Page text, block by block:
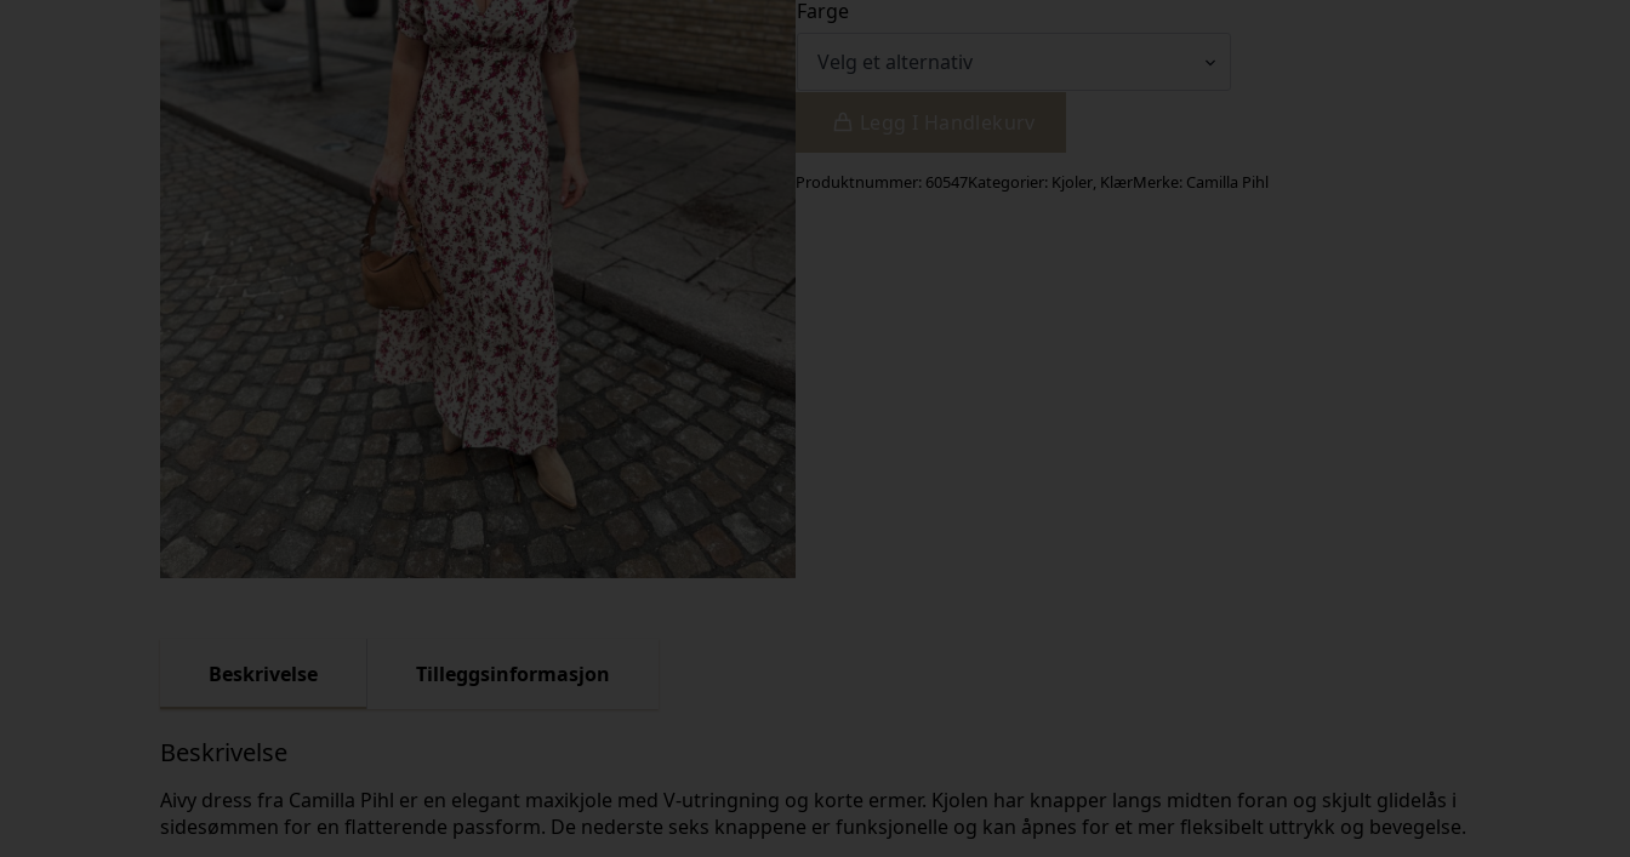
Farge
Produktnummer: 60547Kategorier: Kjoler, KlærMerke: Camilla Pihl
Beskrivelse Tilleggsinformasjon
Beskrivelse
Aivy dress fra Camilla Pihl er en elegant maxikjole med V-utringning og korte ermer. Kjolen har knapper langs midten foran og skjult glidelås i
sidesømmen for en flatterende passform. De nederste seks knappene er funksjonelle og kan åpnes for et mer fleksibelt uttrykk og bevegelse.